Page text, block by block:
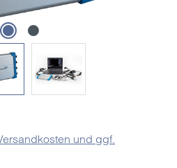
und ggf.